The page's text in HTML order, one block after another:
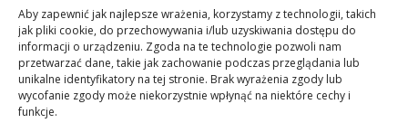
Aby zapewnić jak najlepsze wrażenia, korzystamy z technologii, takich
jak pliki cookie, do przechowywania i/lub uzyskiwania dostępu do
informacji o urządzeniu. Zgoda na te technologie pozwoli nam
przetwarzać dane, takie jak zachowanie podczas przeglądania lub
unikalne identyfikatory na tej stronie. Brak wyrażenia zgody lub
wycofanie zgody może niekorzystnie wpłynąć na niektóre cechy i
funkcje.
Daria Dudzik. Kocham Cię
17 kwietnia 2026